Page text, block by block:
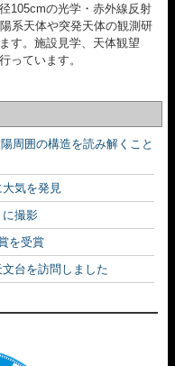
105cmの光学・赤外線反射
系天体や突発天体の観測研
す。施設見学、天体観望
っています。
周囲の構造を読み解くこと
気を発見
に撮影
を受賞
台を訪問しました